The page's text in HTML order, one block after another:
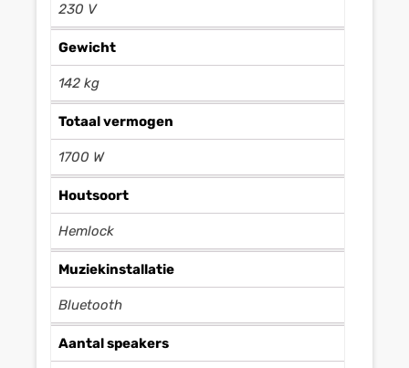
230 V
Gewicht
142 kg
Totaal vermogen
1700 W
Houtsoort
Hemlock
Muziekinstallatie
Bluetooth
Aantal speakers